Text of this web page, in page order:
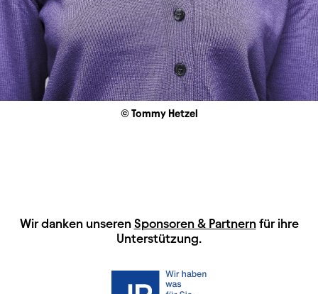
© Tommy Hetzel
HAUPTSPONSOREN
Wir danken unseren Sponsoren & Partnernfür ihre
Unterstützung.